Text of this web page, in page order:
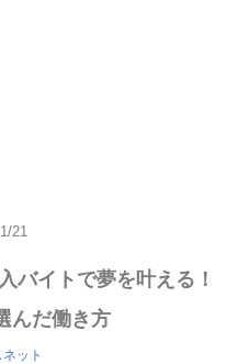
21
バイトで夢を叶える！
んだ働き方
ット